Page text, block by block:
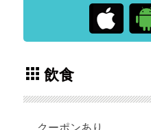
飲食
クーポンあり